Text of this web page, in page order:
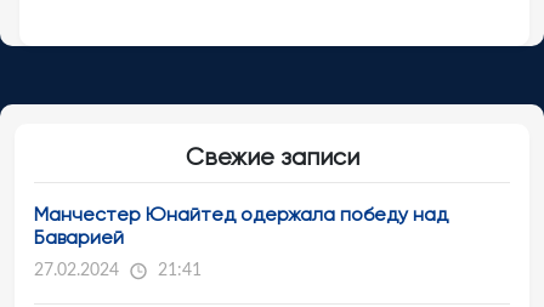
Свежие записи
Манчестер Юнайтед одержала победу над
Баварией
27.02.2024 21:41